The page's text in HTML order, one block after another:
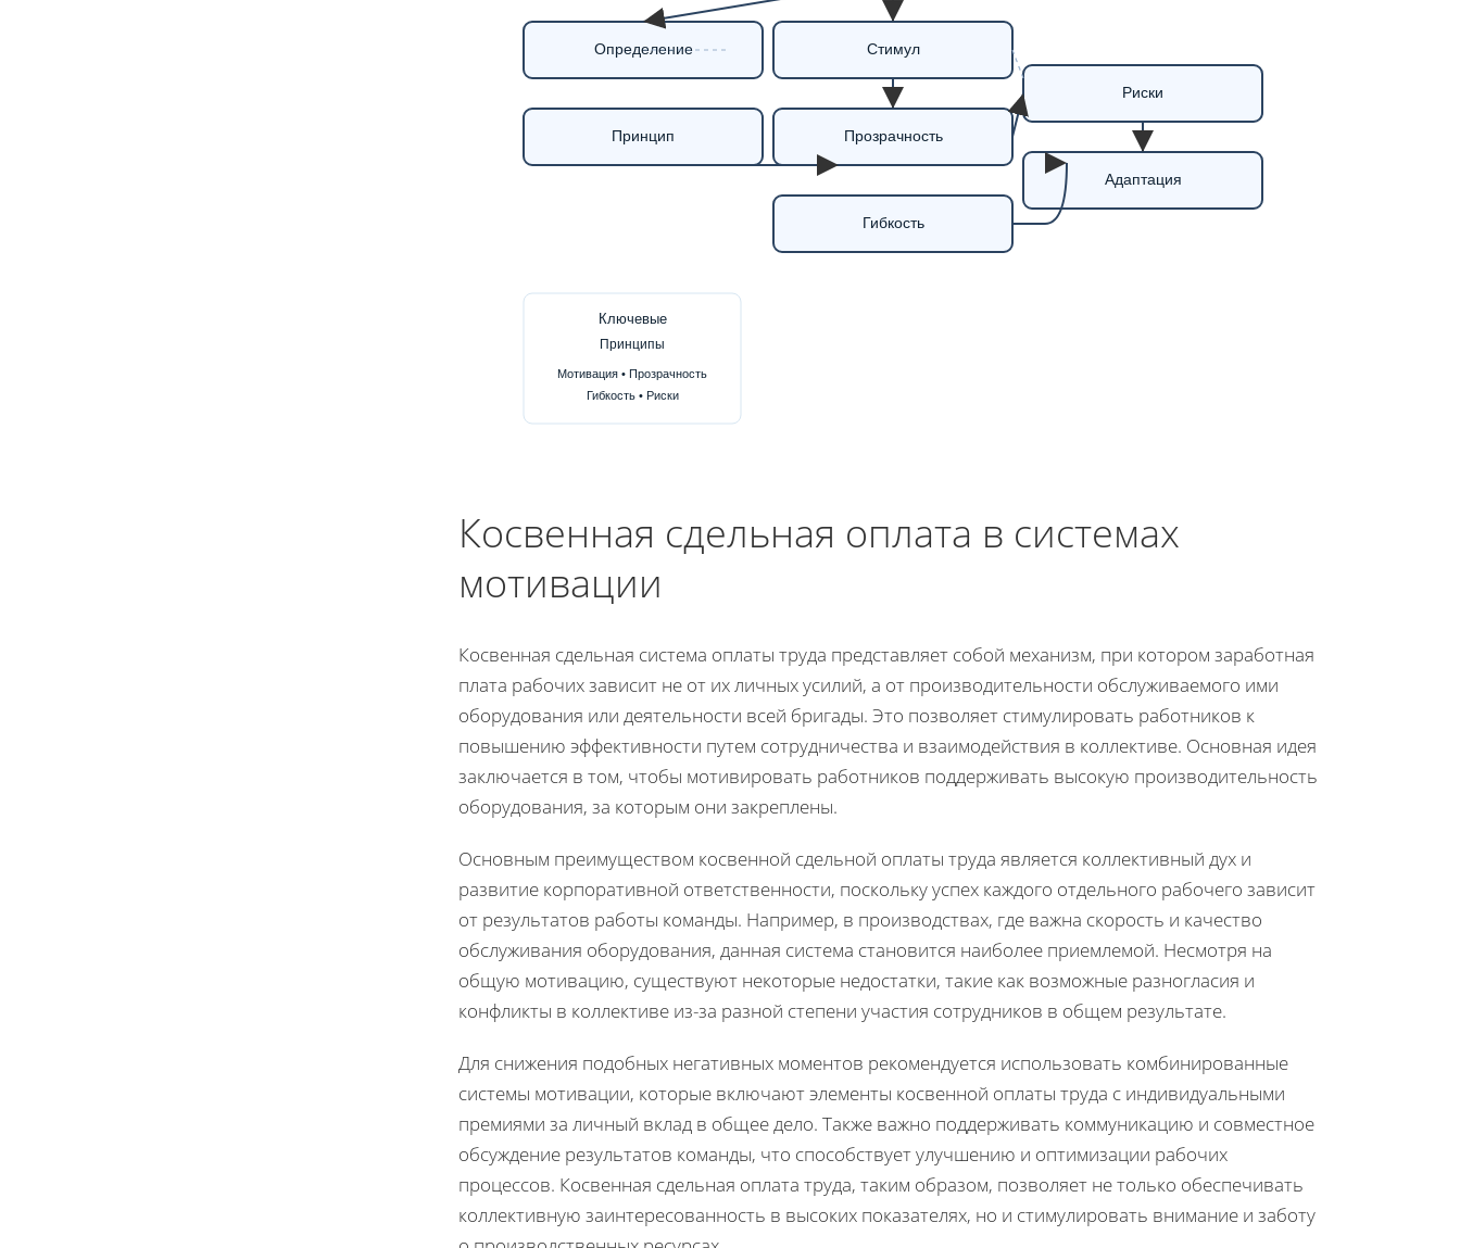
Определение
Принцип
Стимул
Прозрачность
Гибкость
Риски
Адаптация
Ключевые
Принципы
Мотивация • Прозрачность
Гибкость • Риски
Косвенная сдельная оплата в системах
мотивации
Косвенная сдельная система оплаты труда представляет собой механизм, при котором заработная
плата рабочих зависит не от их личных усилий, а от производительности обслуживаемого ими
оборудования или деятельности всей бригады. Это позволяет стимулировать работников к
повышению эффективности путем сотрудничества и взаимодействия в коллективе. Основная идея
заключается в том, чтобы мотивировать работников поддерживать высокую производительность
оборудования, за которым они закреплены.
Основным преимуществом косвенной сдельной оплаты труда является коллективный дух и
развитие корпоративной ответственности, поскольку успех каждого отдельного рабочего зависит
от результатов работы команды. Например, в производствах, где важна скорость и качество
обслуживания оборудования, данная система становится наиболее приемлемой. Несмотря на
общую мотивацию, существуют некоторые недостатки, такие как возможные разногласия и
конфликты в коллективе из-за разной степени участия сотрудников в общем результате.
Для снижения подобных негативных моментов рекомендуется использовать комбинированные
системы мотивации, которые включают элементы косвенной оплаты труда с индивидуальными
премиями за личный вклад в общее дело. Также важно поддерживать коммуникацию и совместное
обсуждение результатов команды, что способствует улучшению и оптимизации рабочих
процессов. Косвенная сдельная оплата труда, таким образом, позволяет не только обеспечивать
коллективную заинтересованность в высоких показателях, но и стимулировать внимание и заботу